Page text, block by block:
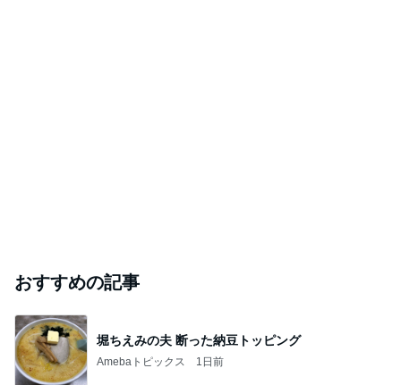
おすすめの記事
堀ちえみの夫 断った納豆トッピング
Amebaトピックス 1日前